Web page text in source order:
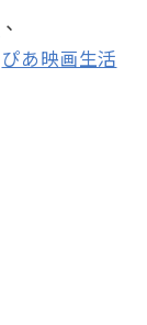
、
ぴあ映画生活